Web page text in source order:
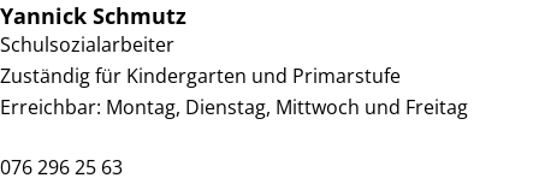
Yannick Schmutz
Schulsozialarbeiter
Zuständig für Kindergarten und Primarstufe
Erreichbar: Montag, Dienstag, Mittwoch und Freitag
Zentrale
076 296 25 63